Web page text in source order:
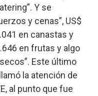
Y se
y cenas”, US$
en canastas y
en frutas y algo
Este último
la atención de
al punto que fue